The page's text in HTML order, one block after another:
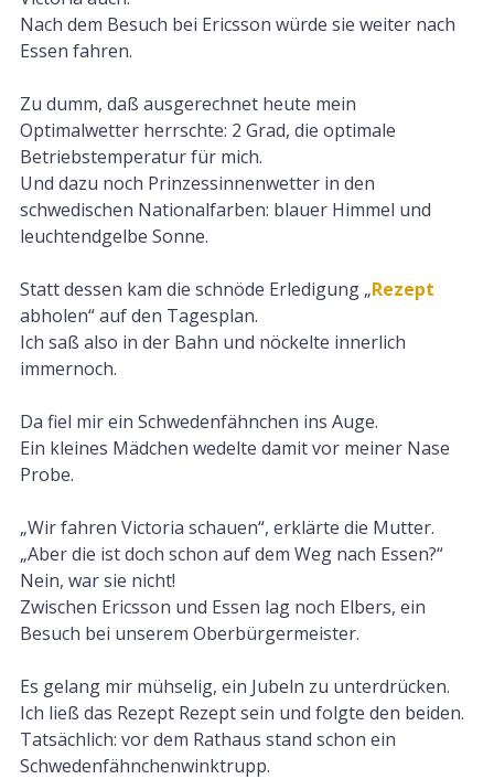
Nach dem Besuch bei Ericsson würde sie weiter nach
Essen fahren.
Zu dumm, daß ausgerechnet heute mein
Optimalwetter herrschte: 2 Grad, die optimale
Betriebstemperatur für mich.
Und dazu noch Prinzessinnenwetter in den
schwedischen Nationalfarben: blauer Himmel und
leuchtendgelbe Sonne.
Statt dessen kam die schnöde Erledigung „Rezept
abholen“ auf den Tagesplan.
Ich saß also in der Bahn und nöckelte innerlich
immernoch.
Da fiel mir ein Schwedenfähnchen ins Auge.
Ein kleines Mädchen wedelte damit vor meiner Nase
Probe.
„Wir fahren Victoria schauen“, erklärte die Mutter.
„Aber die ist doch schon auf dem Weg nach Essen?“
Nein, war sie nicht!
Zwischen Ericsson und Essen lag noch Elbers, ein
Besuch bei unserem Oberbürgermeister.
Es gelang mir mühselig, ein Jubeln zu unterdrücken.
Ich ließ das Rezept Rezept sein und folgte den beiden.
Tatsächlich: vor dem Rathaus stand schon ein
Schwedenfähnchenwinktrupp.